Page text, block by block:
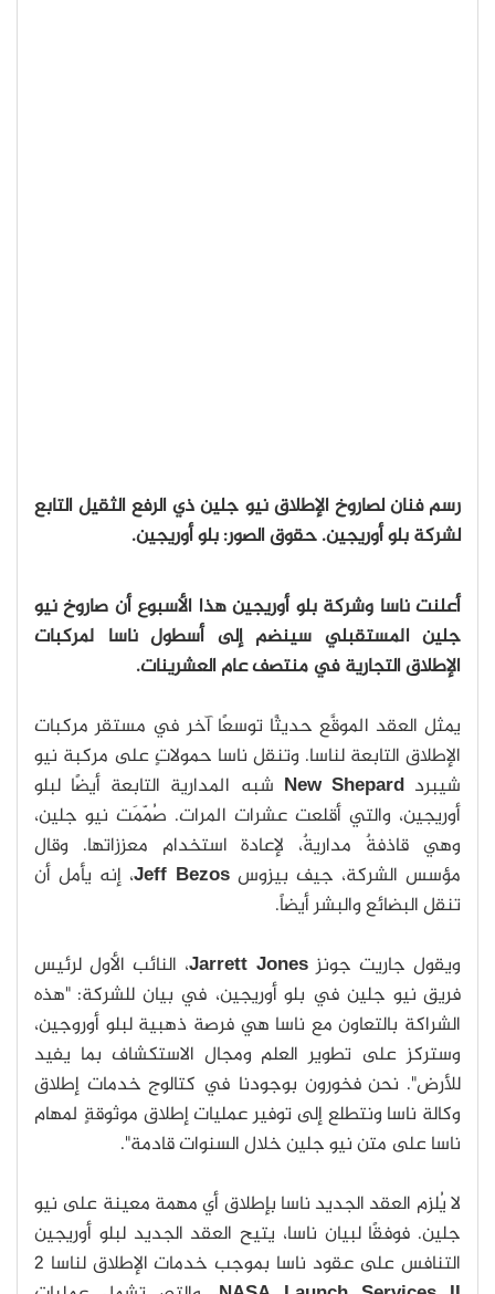
رسم فنان لصاروخ الإطلاق نيو جلين ذي الرفع الثقيل التابع
لشركة بلو أوريجين. حقوق الصور: بلو أوريجين.
أعلنت ناسا وشركة بلو أوريجين هذا الأسبوع أن صاروخ نيو
جلين المستقبلي سينضم إلى أسطول ناسا لمركبات
الإطلاق التجارية في منتصف عام العشرينات.
يمثل العقد الموقَّع حديثًا توسعًا آخر في مستقر مركبات
الإطلاق التابعة لناسا. وتنقل ناسا حمولاتٍ على مركبة نيو
شيبرد New Shepard
شبه المدارية التابعة أيضًا لبلو
أوريجين، والتي أقلعت عشرات المرات. صُمّمَت نيو جلين،
وهي قاذفةٌ مداريةٌ، لإعادة استخدام معززاتها. وقال
مؤسس الشركة، جيف بيزوس Jeff Bezos
، إنه يأمل أن
تنقل البضائع والبشر أيضاً.
ويقول جاريت جونزJarrett Jones، النائب الأول لرئيس
فريق نيو جلين في بلو أوريجين، في بيان للشركة: "هذه
الشراكة بالتعاون مع ناسا هي فرصة ذهبية لبلو أوروجين،
وستركز على تطوير العلم ومجال الاستكشاف بما يفيد
للأرض". نحن فخورون بوجودنا في كتالوج خدمات إطلاق
وكالة ناسا ونتطلع إلى توفير عمليات إطلاق موثوقةٍ لمهام
ناسا على متن نيو جلين خلال السنوات قادمة".
لا يُلزم العقد الجديد ناسا بإطلاق أي مهمة معينة على نيو
جلين. فوفقًا لبيان ناسا، يتيح العقد الجديد لبلو أوريجين
التنافس على عقود ناسا بموجب خدمات الإطلاق لناسا 2